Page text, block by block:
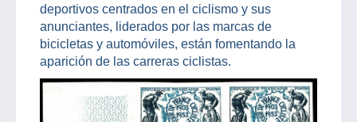
deportivos centrados en el ciclismo y sus
anunciantes, liderados por las marcas de
bicicletas y automóviles, están fomentando la
aparición de las carreras ciclistas.